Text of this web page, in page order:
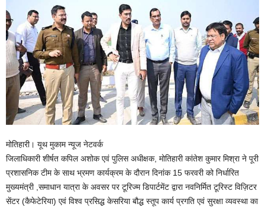
मोतिहारी। यूथ मुकाम न्यूज नेटवर्क
जिलाधिकारी शीर्षत कपिल अशोक एवं पुलिस अधीक्षक, मोतिहारी कांतेश कुमार मिश्रा ने पूरी
प्रशासनिक टीम के साथ भ्रमण कार्यक्रम के दौरान दिनांक 15 फरवरी को निर्धारित
मुख्यमंत्री ,समाधान यात्रा के अवसर पर टूरिज्म डिपार्टमेंट द्वारा नवनिर्मित टूरिस्ट विज़िटर
सेंटर (कैफेटेरिया) एवं विश्व प्रसिद्ध केसरिया बौद्ध स्तूप कार्य प्रगति एवं सुरक्षा व्यवस्था का